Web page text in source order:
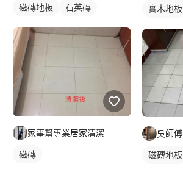
磁磚地板 石英磚
家事幫專業居家清潔
磁磚
實木地板
吳師傅
磁磚地板